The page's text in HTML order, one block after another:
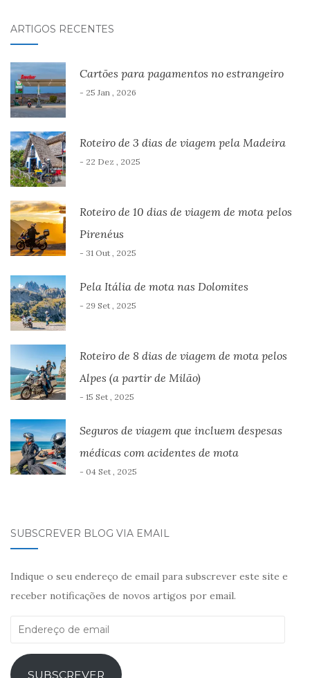
ARTIGOS RECENTES
Cartões para pagamentos no estrangeiro
- 25 Jan , 2026
Roteiro de 3 dias de viagem pela Madeira
- 22 Dez , 2025
Roteiro de 10 dias de viagem de mota pelos
Pirenéus
- 31 Out , 2025
Pela Itália de mota nas Dolomites
- 29 Set , 2025
Roteiro de 8 dias de viagem de mota pelos
Alpes (a partir de Milão)
- 15 Set , 2025
Seguros de viagem que incluem despesas
médicas com acidentes de mota
- 04 Set , 2025
SUBSCREVER BLOG VIA EMAIL
Indique o seu endereço de email para subscrever este site e
receber notificações de novos artigos por email.
Endereço
email
SUBSCREVER